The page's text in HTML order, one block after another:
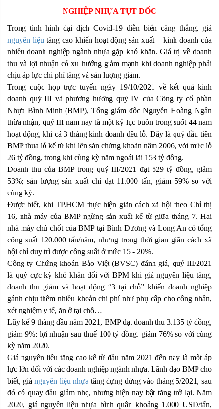
NGHIỆP NHỰA TỤT DỐC
Trong tình hình đại dịch Covid-19 diễn biến căng thẳng, giá
nguyên liệu tăng cao khiến hoạt động sản xuất – kinh doanh của
nhiều doanh nghiệp ngành nhựa gặp khó khăn. Giá trị về doanh
thu và lợi nhuận có xu hướng giảm mạnh khi doanh nghiệp phải
chịu áp lực chi phí tăng và sản lượng giảm.
Trong cuộc họp trực tuyến ngày 19/10/2021 về kết quả kinh
doanh quý III và phương hướng quý IV của Công ty cổ phần
Nhựa Bình Minh (BMP), Tổng giám đốc Nguyễn Hoàng Ngân
thừa nhận, quý III năm nay là một kỷ lục buồn trong suốt 44 năm
hoạt động, khi cả 3 tháng kinh doanh đều lỗ. Đây là quý đầu tiên
BMP thua lỗ kể từ khi lên sàn chứng khoán năm 2006, với mức lỗ
26 tỷ đồng, trong khi cùng kỳ năm ngoái lãi 153 tỷ đồng.
Doanh thu của BMP trong quý III/2021 đạt 529 tỷ đồng, giảm
53%; sản lượng sản xuất chỉ đạt 11.000 tấn, giảm 59% so với
cùng kỳ.
Được biết, khi TP.HCM thực hiện giãn cách xã hội theo Chỉ thị
16, nhà máy của BMP ngừng sản xuất kể từ giữa tháng 7. Hai
nhà máy chủ chốt của BMP tại Bình Dương và Long An có tổng
công suất 120.000 tấn/năm, nhưng trong thời gian giãn cách xã
hội chỉ duy trì được công suất ở mức 15 - 20%.
Công ty Chứng khoán Bảo Việt (BVSC) đánh giá, quý III/2021
là quý cực kỳ khó khăn đối với BPM khi giá nguyên liệu tăng,
doanh thu giảm và hoạt động “3 tại chỗ” khiến doanh nghiệp
gánh chịu thêm nhiều khoản chi phí như phụ cấp cho công nhân,
xét nghiệm y tế, ăn ở tại chỗ…
Lũy kế 9 tháng đầu năm 2021, BMP đạt doanh thu 3.135 tỷ đồng,
giảm 9%; lợi nhuận sau thuế 100 tỷ đồng, giảm 76% so với cùng
kỳ năm 2020.
Giá nguyên liệu tăng cao kể từ đầu năm 2021 đến nay là một áp
lực lớn đối với các doanh nghiệp ngành nhựa. Lãnh đạo BMP cho
biết, giánguyên liệu nhựa tăng dựng đứng vào tháng 5/2021, sau
đó có quay đầu giảm nhẹ, nhưng hiện nay bật tăng trở lại. Năm
2020, giá nguyên liệu nhựa bình quân khoảng 1.000 USD/tấn,